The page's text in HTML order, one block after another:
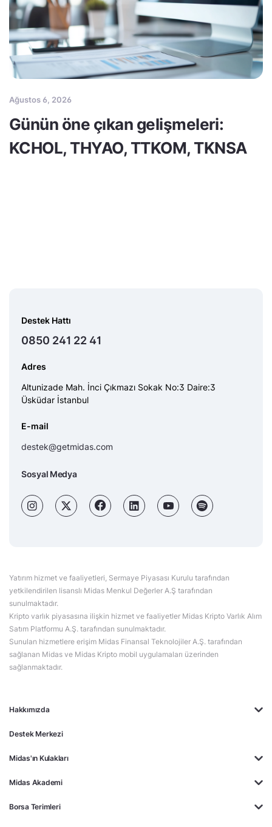
Ağustos 6, 2026
Günün öne çıkan gelişmeleri:
KCHOL, THYAO, TTKOM, TKNSA
Hakkımızda
Destek Merkezi
Midas'ın Kulakları
Midas Akademi
Borsa Terimleri
Destek Hattı
0850 241 22 41
Adres
Altunizade Mah. İnci Çıkmazı Sokak No:3 Daire:3
Üsküdar İstanbul
E-mail
destek@getmidas.com
Sosyal Medya
Yatırım hizmet ve faaliyetleri, Sermaye Piyasası Kurulu tarafından
yetkilendirilen lisanslı Midas Menkul Değerler A.Ş tarafından
sunulmaktadır.
Kripto varlık piyasasına ilişkin hizmet ve faaliyetler Midas Kripto Varlık Alım
Satım Platformu A.Ş. tarafından sunulmaktadır.
Sunulan hizmetlere erişim Midas Finansal Teknolojiler A.Ş. tarafından
sağlanan Midas ve Midas Kripto mobil uygulamaları üzerinden
sağlanmaktadır.